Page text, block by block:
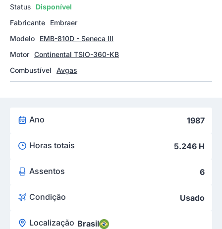
Status
Disponível
Fabricante
Embraer
Modelo
EMB-810D - Seneca III
Motor Continental TSIO-360-KB
Combustível
Avgas
Ano 1987
Horas totais 5.246 H
Assentos 6
Condição Usado
Localização Brasil